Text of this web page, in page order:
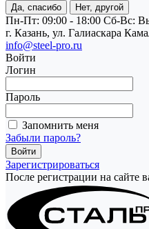
Да, спасибо Нет, другой
Пн-Пт: 09:00 - 18:00 Cб-Вс:
г. Казань, ул. Галиаскара
info@steel-pro.ru
Войти
Логин
Пароль
Запомнить меня
Забыли пароль?
Зарегистрироваться
После регистрации на сайте